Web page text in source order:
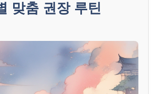
맞춤 권장 루틴